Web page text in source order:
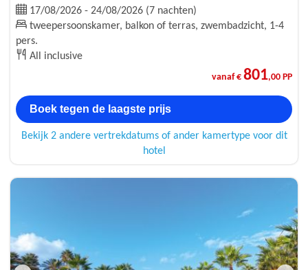
17/08/2026 - 24/08/2026 (7 nachten)
tweepersoonskamer, balkon of terras, zwembadzicht, 1-4
pers.
All inclusive
vanaf € 801,00 PP
Boek tegen de laagste prijs
Bekijk 2 andere vertrekdatums of ander kamertype voor dit
hotel